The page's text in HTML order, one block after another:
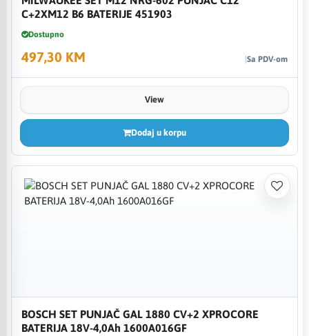
C+2XM12 B6 BATERIJE 451903
Dostupno
497,30 KM Sa PDV-om
View
Dodaj u korpu
BOSCH SET PUNJAČ GAL 1880 CV+2 XPROCORE
BATERIJA 18V-4,0Ah 1600A016GF